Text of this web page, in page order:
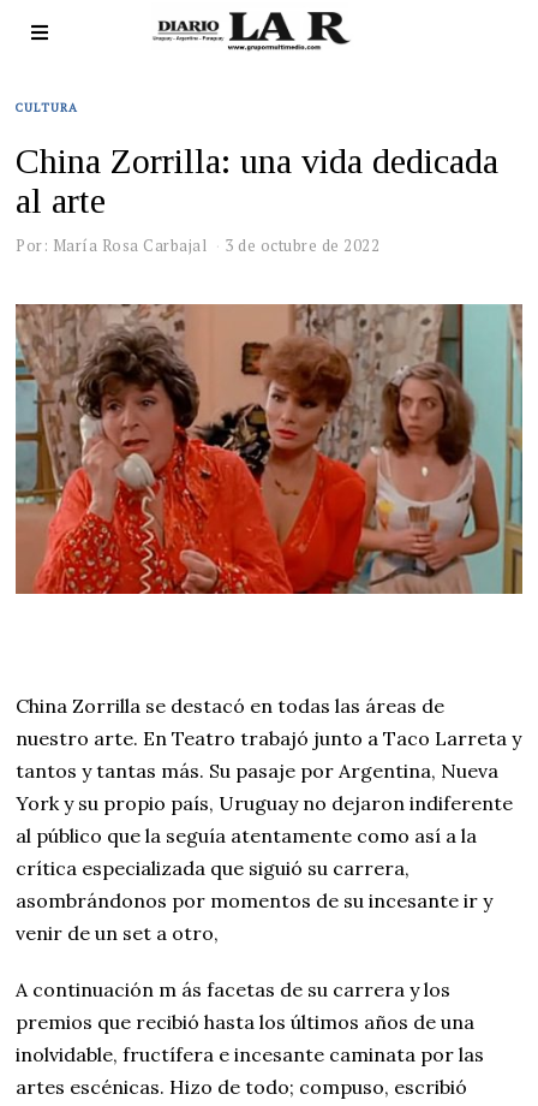
CULTURA
China Zorrilla: una vida dedicada
al arte
Por: María Rosa Carbajal 3 de octubre de 2022
China Zorrilla se destacó en todas las áreas de
nuestro arte. En Teatro trabajó junto a Taco Larreta y
tantos y tantas más. Su pasaje por Argentina, Nueva
York y su propio país, Uruguay no dejaron indiferente
al público que la seguía atentamente como así a la
crítica especializada que siguió su carrera,
asombrándonos por momentos de su incesante ir y
venir de un set a otro,
A continuación m ás facetas de su carrera y los
premios que recibió hasta los últimos años de una
inolvidable, fructífera e incesante caminata por las
artes escénicas. Hizo de todo; compuso, escribió